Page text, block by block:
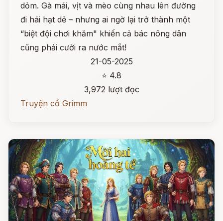
dỏm. Gà mái, vịt và mèo cùng nhau lên đường
đi hái hạt dẻ – nhưng ai ngờ lại trở thành một
“biệt đội chơi khăm" khiến cả bác nông dân
cũng phải cười ra nước mắt!
21-05-2025
⭐ 4.8
3,972 lượt đọc
Truyện cổ Grimm